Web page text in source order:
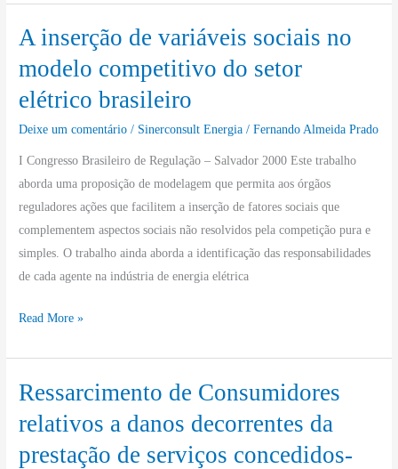
A inserção de variáveis sociais no
modelo competitivo do setor
elétrico brasileiro
Deixe um comentário / Sinerconsult Energia /Fernando Almeida Prado
I Congresso Brasileiro de Regulação – Salvador 2000 Este trabalho
aborda uma proposição de modelagem que permita aos órgãos
reguladores ações que facilitem a inserção de fatores sociais que
complementem aspectos sociais não resolvidos pela competição pura e
simples. O trabalho ainda aborda a identificação das responsabilidades
de cada agente na indústria de energia elétrica
A
de
variáveis
sociais
modelo
do
setor
elétrico
Read More »
Ressarcimento de Consumidores
relativos a danos decorrentes da
prestação de serviços concedidos-
Ressarcimento
Consumidores
relativos